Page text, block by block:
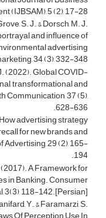
(IJBSAM), 5 (2), 17-28.
S. J., & Dorsch, M. J.
and influence of
advertising
34 (3), 332-348.
(2022). Global COVID-
transformational and
Communication, 37 (5),
628-636.
advertising strategy
for new brands and
29 (2), 165-
194.
(2017). A Framework for
in Banking. Consumer
3(3), 118-142.[Persian]
Y., & Faramarzi, S.